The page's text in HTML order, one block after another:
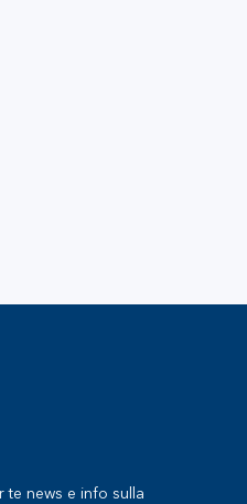
te news e info sulla